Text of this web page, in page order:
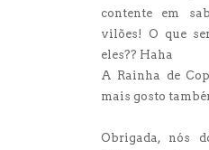
contente em
vilões! O que
eles?? Haha
A Rainha de
mais gosto
Obrigada, nós